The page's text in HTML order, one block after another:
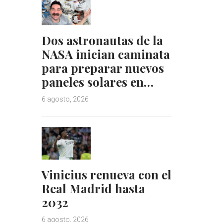
Dos astronautas de la
NASA inician caminata
para preparar nuevos
paneles solares en…
6 agosto, 2026
Vinicius renueva con el
Real Madrid hasta
2032
6 agosto, 2026